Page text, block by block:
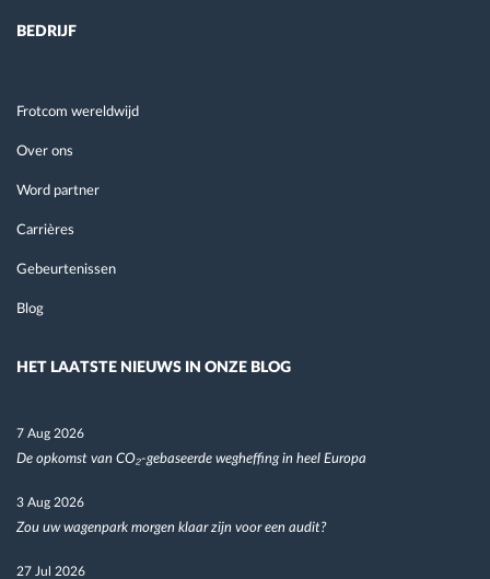
BEDRIJF
Frotcom wereldwijd
Over ons
Word partner
Carrières
Gebeurtenissen
Blog
HET LAATSTE NIEUWS IN ONZE BLOG
7 Aug 2026
De opkomst van CO₂-gebaseerde wegheffing in heel Europa
3 Aug 2026
Zou uw wagenpark morgen klaar zijn voor een audit?
27 Jul 2026